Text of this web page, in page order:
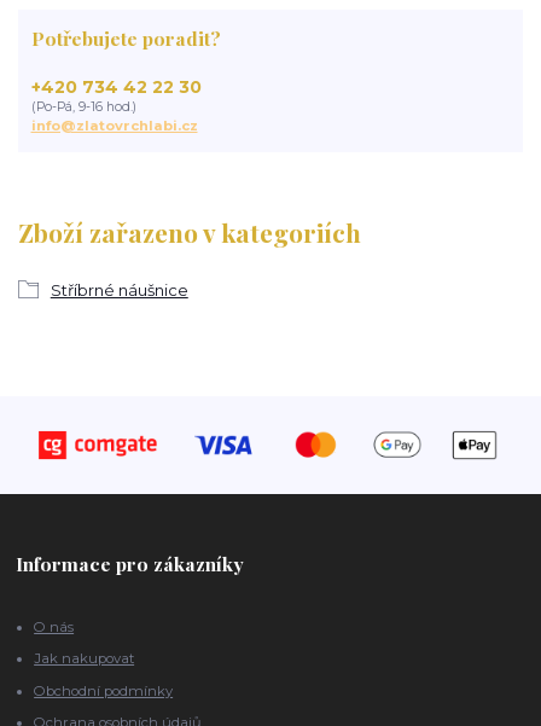
Zboží zařazeno v kategoriích
Stříbrné náušnice
Potřebujete poradit?
+420 734 42 22 30
(Po-Pá, 9-16 hod.)
info@zlatovrchlabi.cz
Informace pro zákazníky
O nás
Jak nakupovat
Obchodní podmínky